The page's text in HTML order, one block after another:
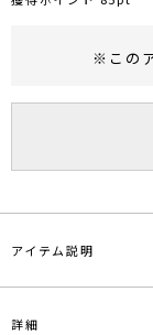
※この
アイテム説明
フロントに施された
詳細